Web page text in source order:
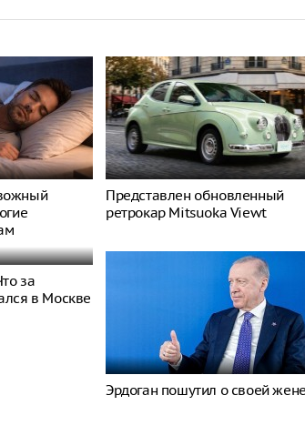
Представлен обновленный
ретрокар Mitsuoka Viewt
за
в Москве
Эрдоган пошутил о своей жене